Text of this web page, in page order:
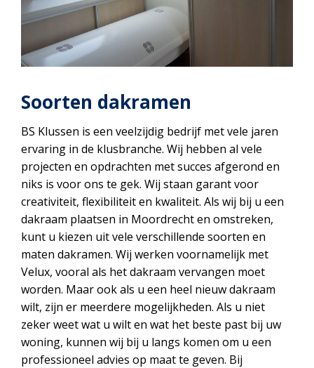
Soorten dakramen
BS Klussen is een veelzijdig bedrijf met vele jaren
ervaring in de klusbranche. Wij hebben al vele
projecten en opdrachten met succes afgerond en
niks is voor ons te gek. Wij staan garant voor
creativiteit, flexibiliteit en kwaliteit. Als wij bij u een
dakraam plaatsen in Moordrecht en omstreken,
kunt u kiezen uit vele verschillende soorten en
maten dakramen. Wij werken voornamelijk met
Velux, vooral als het dakraam vervangen moet
worden. Maar ook als u een heel nieuw dakraam
wilt, zijn er meerdere mogelijkheden. Als u niet
zeker weet wat u wilt en wat het beste past bij uw
woning, kunnen wij bij u langs komen om u een
professioneel advies op maat te geven. Bij